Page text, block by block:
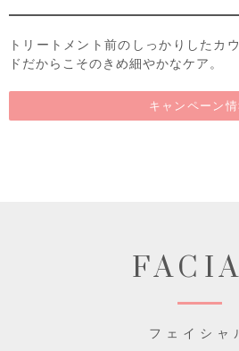
トリートメント前のしっかりしたカ
ドだからこそのきめ細やかなケア。
キャンペーン情
フェイシャ